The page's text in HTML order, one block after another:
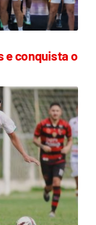
e conquista o